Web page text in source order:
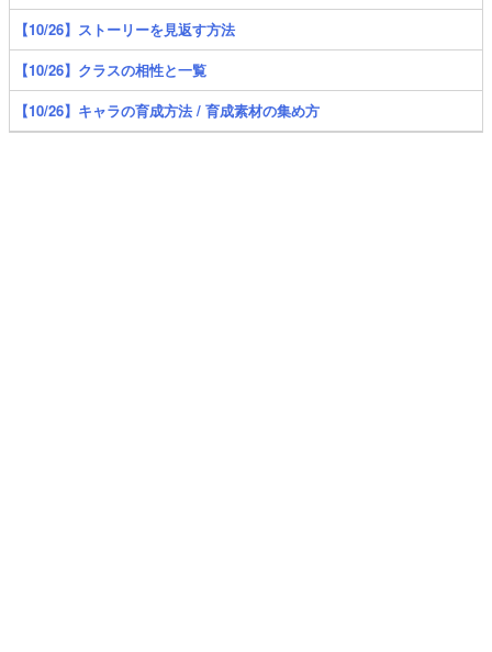
【10/26】ストーリーを見返す方法
【10/26】クラスの相性と一覧
【10/26】キャラの育成方法 / 育成素材の集め方